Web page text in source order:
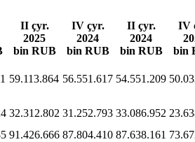
II çyr.
2025
bin RUB
IV çyr.
2024
bin RUB
II çyr.
2024
bin RUB
IV
bin
59.113.864 56.551.617 54.551.209
32.312.802 31.252.793 33.086.952
91.426.666 87.804.410 87.638.161